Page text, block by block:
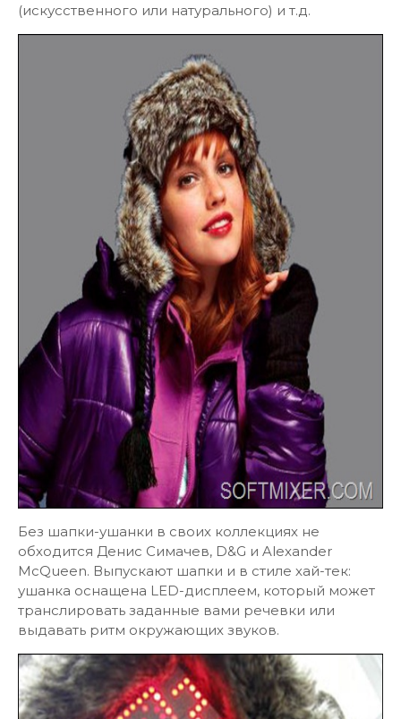
(искусственного или натурального) и т.д.
Без шапки-ушанки в своих коллекциях не
обходится Денис Симачев, D&G и Alexander
McQueen. Выпускают шапки и в стиле хай-тек:
ушанка оснащена LED-дисплеем, который может
транслировать заданные вами речевки или
выдавать ритм окружающих звуков.